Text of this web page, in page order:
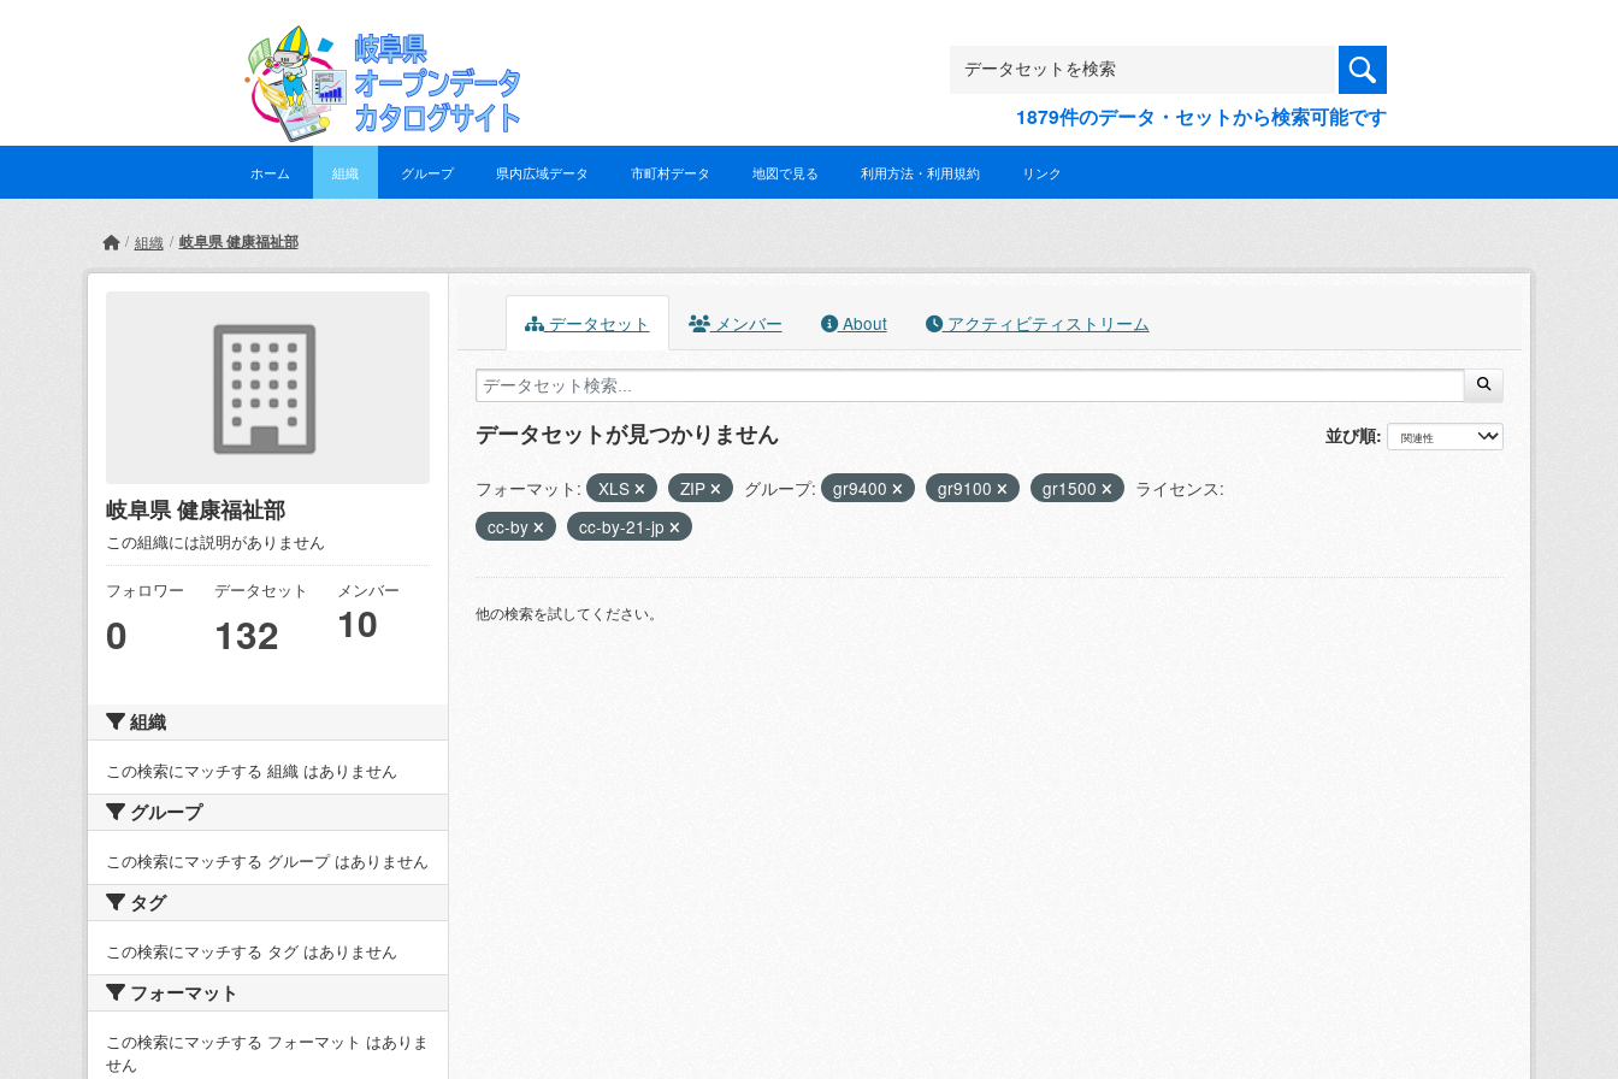
1879件のデータ・セットから検索可能です
ホーム 組織 グループ 県内広域データ 市町村データ 地図で見る 利用方法・利用規約 リンク
組織 岐阜県 健康福祉部
岐阜県 健康福祉部
この組織には説明がありません
フォロワー
0
データセット
132
メンバー
10
組織
この検索にマッチする 組織 はありません
グループ
この検索にマッチする グループ はありません
タグ
この検索にマッチする タグ はありません
フォーマット
この検索にマッチする フォーマット はありま
せん
データセット メンバー About アクティビティストリーム
並び順
データセットが見つかりません
フォーマット: XLS ZIP グループ: gr9400 gr9100 gr1500
ライセンス:
cc-by
cc-by-21-jp
他の検索を試してください。